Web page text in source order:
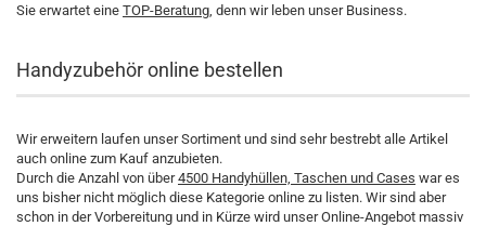
Sie erwartet eine TOP-Beratung, denn wir leben unser Business.
Handyzubehör online bestellen
Wir erweitern laufen unser Sortiment und sind sehr bestrebt alle Artikel
auch online zum Kauf anzubieten.
Durch die Anzahl von über4500 Handyhüllen, Taschen und Cases war es
uns bisher nicht möglich diese Kategorie online zu listen. Wir sind aber
schon in der Vorbereitung und in Kürze wird unser Online-Angebot massiv